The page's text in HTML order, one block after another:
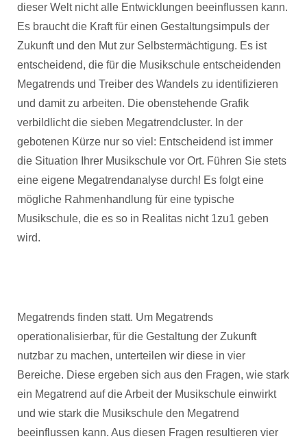
dieser Welt nicht alle Entwicklungen beeinflussen kann.
Es braucht die Kraft für einen Gestaltungsimpuls der
Zukunft und den Mut zur Selbstermächtigung. Es ist
entscheidend, die für die Musikschule entscheidenden
Megatrends und Treiber des Wandels zu identifizieren
und damit zu arbeiten. Die obenstehende Grafik
verbildlicht die sieben Megatrendcluster. In der
gebotenen Kürze nur so viel: Entscheidend ist immer
die Situation Ihrer Musikschule vor Ort. Führen Sie stets
eine eigene Megatrendanalyse durch! Es folgt eine
mögliche Rahmenhandlung für eine typische
Musikschule, die es so in Realitas nicht 1zu1 geben
wird.
Megatrends finden statt. Um Megatrends
operationalisierbar, für die Gestaltung der Zukunft
nutzbar zu machen, unterteilen wir diese in vier
Bereiche. Diese ergeben sich aus den Fragen, wie stark
ein Megatrend auf die Arbeit der Musikschule einwirkt
und wie stark die Musikschule den Megatrend
beeinflussen kann. Aus diesen Fragen resultieren vier